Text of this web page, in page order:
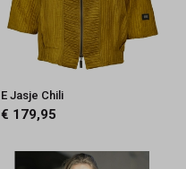
E Jasje Chili
€ 179,95